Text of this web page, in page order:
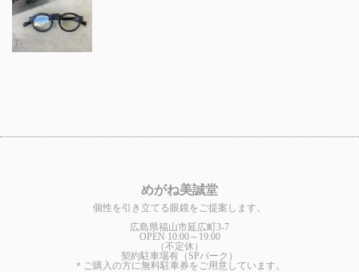
めがね美誠堂
個性を引き立てる眼鏡をご提案します。
広島県福山市延広町3-7
OPEN 10:00～19:00
（不定休）
契約駐車場有（SPパーク）
＊ご購入の方に無料駐車券をご用意しています。